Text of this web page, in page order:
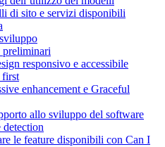
di sito e servizi disponibili
responsivo e accessibile
first
enhancement e Graceful
allo sviluppo del software
detection
le feature disponibili con Can I